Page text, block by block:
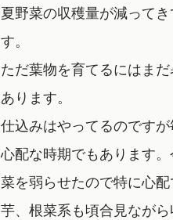
夏野菜の収穫量が減って
す。
ただ葉物を育てるにはま
あります。
仕込みはやってるのです
心配な時期でもあります
菜を弱らせたので特に心
芋、根菜系も頃合見なが